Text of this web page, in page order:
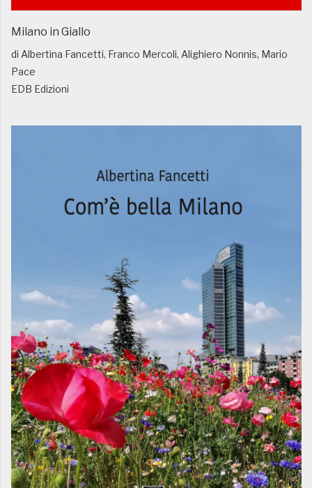
Milano in Giallo
di Albertina Fancetti, Franco Mercoli, Alighiero Nonnis, Mario
Pace
EDB Edizioni